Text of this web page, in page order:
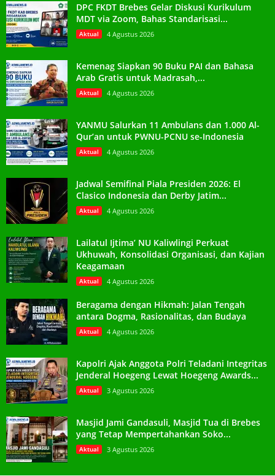
DPC FKDT Brebes Gelar Diskusi Kurikulum
MDT via Zoom, Bahas Standarisasi...
Aktual 4 Agustus 2026
Kemenag Siapkan 90 Buku PAI dan Bahasa
Arab Gratis untuk Madrasah,...
Aktual 4 Agustus 2026
YANMU Salurkan 11 Ambulans dan 1.000 Al-
Qur’an untuk PWNU-PCNU se-Indonesia
Aktual 4 Agustus 2026
Jadwal Semifinal Piala Presiden 2026: El
Clasico Indonesia dan Derby Jatim...
Aktual 4 Agustus 2026
Lailatul Ijtima’ NU Kaliwlingi Perkuat
Ukhuwah, Konsolidasi Organisasi, dan Kajian
Keagamaan
Aktual 4 Agustus 2026
Beragama dengan Hikmah: Jalan Tengah
antara Dogma, Rasionalitas, dan Budaya
Aktual 4 Agustus 2026
Kapolri Ajak Anggota Polri Teladani Integritas
Jenderal Hoegeng Lewat Hoegeng Awards...
Aktual 3 Agustus 2026
Masjid Jami Gandasuli, Masjid Tua di Brebes
yang Tetap Mempertahankan Soko...
Aktual 3 Agustus 2026